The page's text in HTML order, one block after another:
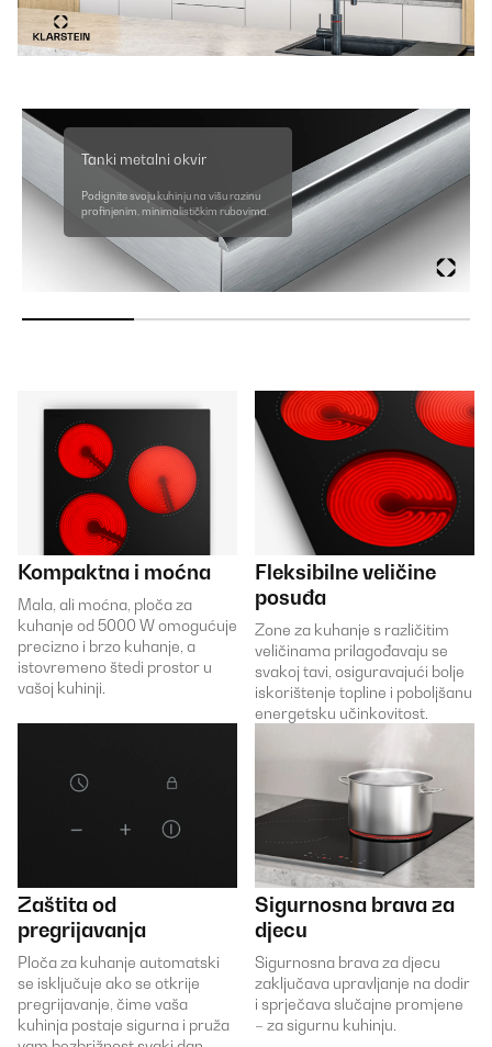
Tanki metalni okvir
Podignite svoju kuhinju na višu razinu
profinjenim, minimalističkim rubovima.
Kompaktna i moćna
Mala, ali moćna, ploča za
kuhanje od 5000 W omogućuje
precizno i brzo kuhanje, a
istovremeno štedi prostor u
vašoj kuhinji.
Fleksibilne veličine
posuđa
Zone za kuhanje s različitim
veličinama prilagođavaju se
svakoj tavi, osiguravajući bolje
iskorištenje topline i poboljšanu
energetsku učinkovitost.
Zaštita od
pregrijavanja
Ploča za kuhanje automatski
se isključuje ako se otkrije
pregrijavanje, čime vaša
kuhinja postaje sigurna i pruža
Sigurnosna brava za
djecu
Sigurnosna brava za djecu
zaključava upravljanje na dodir
i sprječava slučajne promjene
– za sigurnu kuhinju.